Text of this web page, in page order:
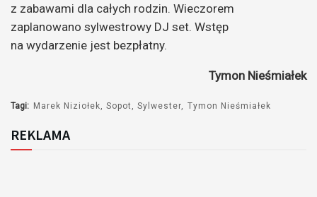
z zabawami dla całych rodzin. Wieczorem
zaplanowano sylwestrowy DJ set. Wstęp
na wydarzenie jest bezpłatny.
Tymon Nieśmiałek
Tagi: Marek Niziołek Sopot Sylwester Tymon Nieśmiałek
REKLAMA